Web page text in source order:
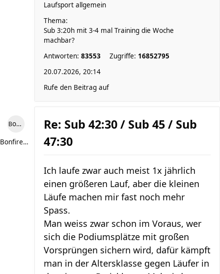
Laufsport allgemein
Thema:
Sub 3:20h mit 3-4 mal Training die Woche
machbar?
Antworten: 83553 Zugriffe: 16852795
20.07.2026, 20:14
Rufe den Beitrag auf
Bonfire307
Bonfire307
Re: Sub 42:30 / Sub 45 / Sub
47:30
Ich laufe zwar auch meist 1x jährlich
einen größeren Lauf, aber die kleinen
Läufe machen mir fast noch mehr
Spass.
Man weiss zwar schon im Voraus, wer
sich die Podiumsplätze mit großen
Vorsprüngen sichern wird, dafür kämpft
man in der Altersklasse gegen Läufer in